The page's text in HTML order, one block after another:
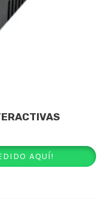
AQUÍ!